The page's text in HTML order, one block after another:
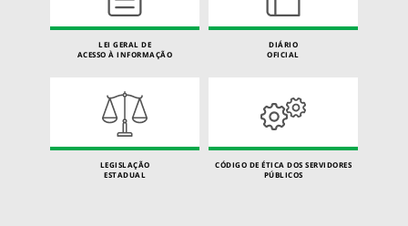
LEI GERAL DE
ACESSO À INFORMAÇÃO
DIÁRIO
OFICIAL
LEGISLAÇÃO
ESTADUAL
CÓDIGO DE ÉTICA DOS SERVIDORES
PÚBLICOS